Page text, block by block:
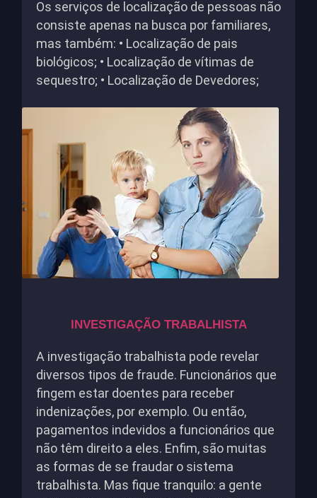
Os serviços de localização de pessoas não
consiste apenas na busca por familiares,
mas também: • Localização de pais
biológicos; • Localização de vítimas de
sequestro; • Localização de Devedores;
INVESTIGAÇÃO TRABALHISTA
A investigação trabalhista pode revelar
diversos tipos de fraude. Funcionários que
fingem estar doentes para receber
indenizações, por exemplo. Ou então,
pagamentos indevidos a funcionários que
não têm direito a eles. Enfim, são muitas
as formas de se fraudar o sistema
trabalhista. Mas fique tranquilo: a gente